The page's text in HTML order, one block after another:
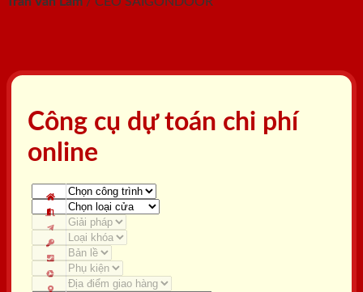
Công cụ dự toán chi phí
online